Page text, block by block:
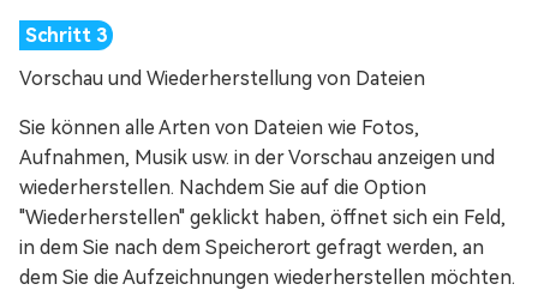
Vorschau und Wiederherstellung von Dateien
Sie können alle Arten von Dateien wie Fotos,
Aufnahmen, Musik usw. in der Vorschau anzeigen und
wiederherstellen. Nachdem Sie auf die Option
"Wiederherstellen" geklickt haben, öffnet sich ein Feld,
in dem Sie nach dem Speicherort gefragt werden, an
dem Sie die Aufzeichnungen wiederherstellen möchten.